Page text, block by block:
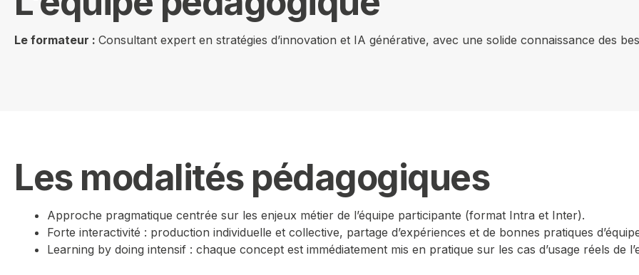
Le formateur : Consultant expert en stratégies d’innovation et IA générative, avec une solide connaissance des
Les modalités pédagogiques
Approche pragmatique centrée sur les enjeux métier de l’équipe participante (format Intra et Inter).
Forte interactivité : production individuelle et collective, partage d’expériences et de bonnes pratiques
Learning by doing intensif : chaque concept est immédiatement mis en pratique sur les cas d’usage réels de